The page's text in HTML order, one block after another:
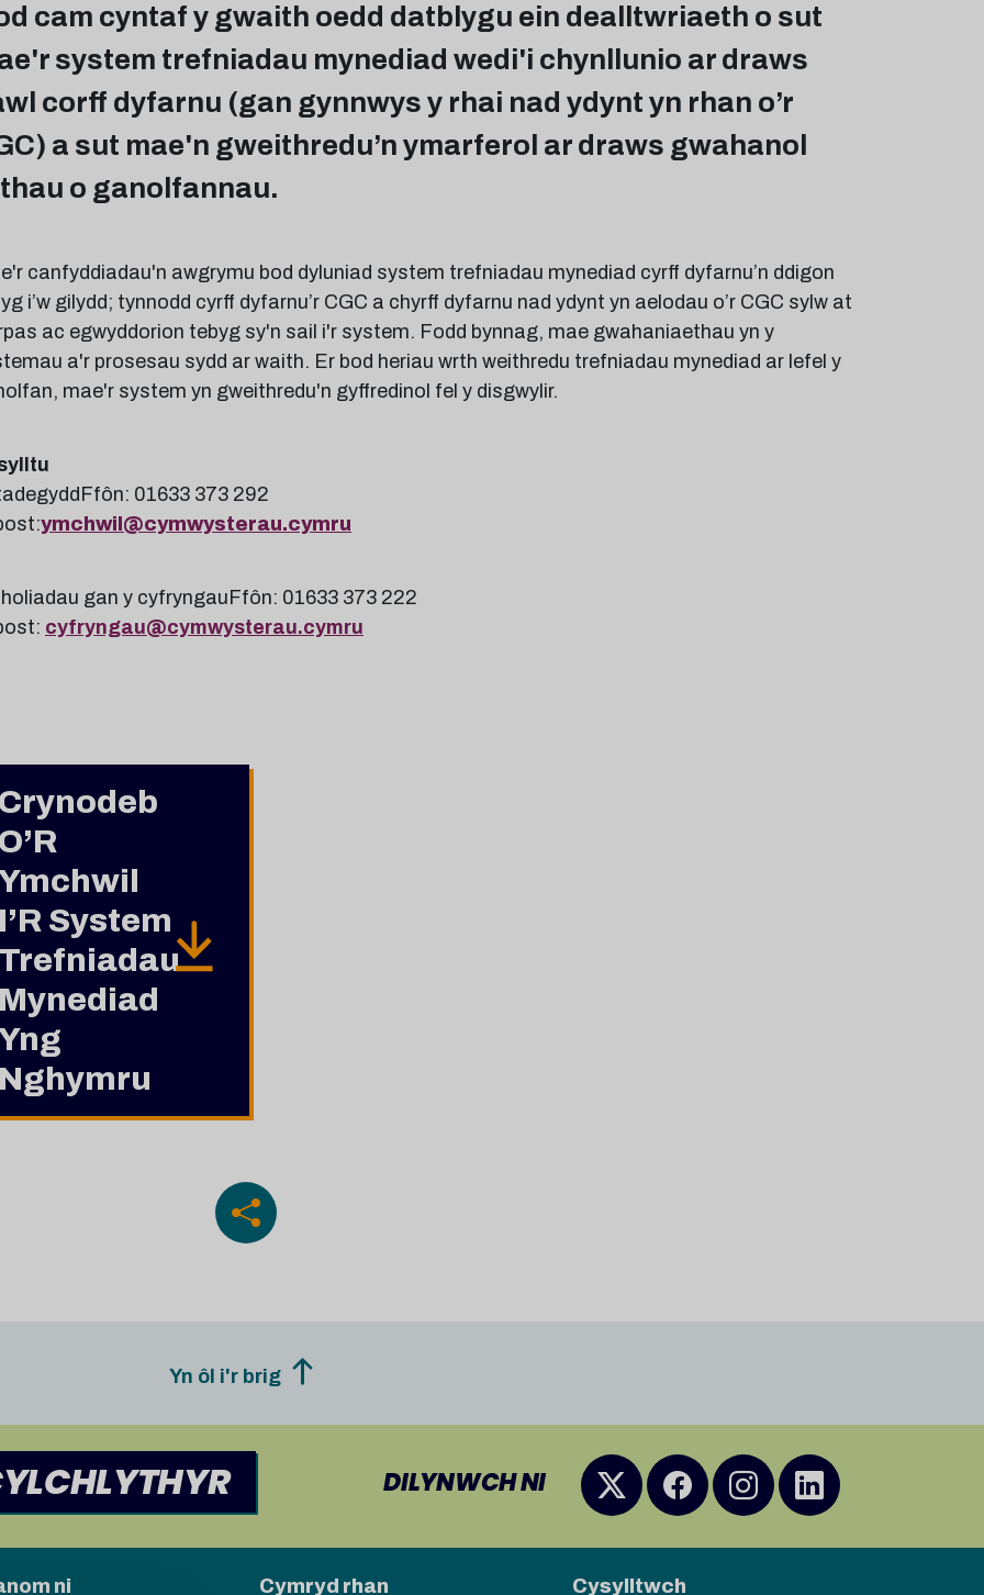
cam cyntaf y gwaith oedd datblygu ein dealltwriaeth o sut
system trefniadau mynediad wedi'i chynllunio ar draws
corff dyfarnu (gan gynnwys y rhai nad ydynt yn rhan o’r
a sut mae'n gweithredu’n ymarferol ar draws gwahanol
o ganolfannau.
canfyddiadau'n awgrymu bod dyluniad system trefniadau mynediad cyrff dyfarnu’n ddigon
i’w gilydd; tynnodd cyrff dyfarnu’r CGC a chyrff dyfarnu nad ydynt yn aelodau o’r CGC sylw at
ac egwyddorion tebyg sy'n sail i'r system. Fodd bynnag, mae gwahaniaethau yn y
a'r prosesau sydd ar waith. Er bod heriau wrth weithredu trefniadau mynediad ar lefel y
mae'r system yn gweithredu'n gyffredinol fel y disgwylir.
01633 373 292
ymchwil@cymwysterau.cymru
gan y cyfryngauFfôn: 01633 373 222
cyfryngau@cymwysterau.cymru
System
Yn ôl i'r brig
DILYNWCH NI
ni Cymryd rhan Cysylltwch